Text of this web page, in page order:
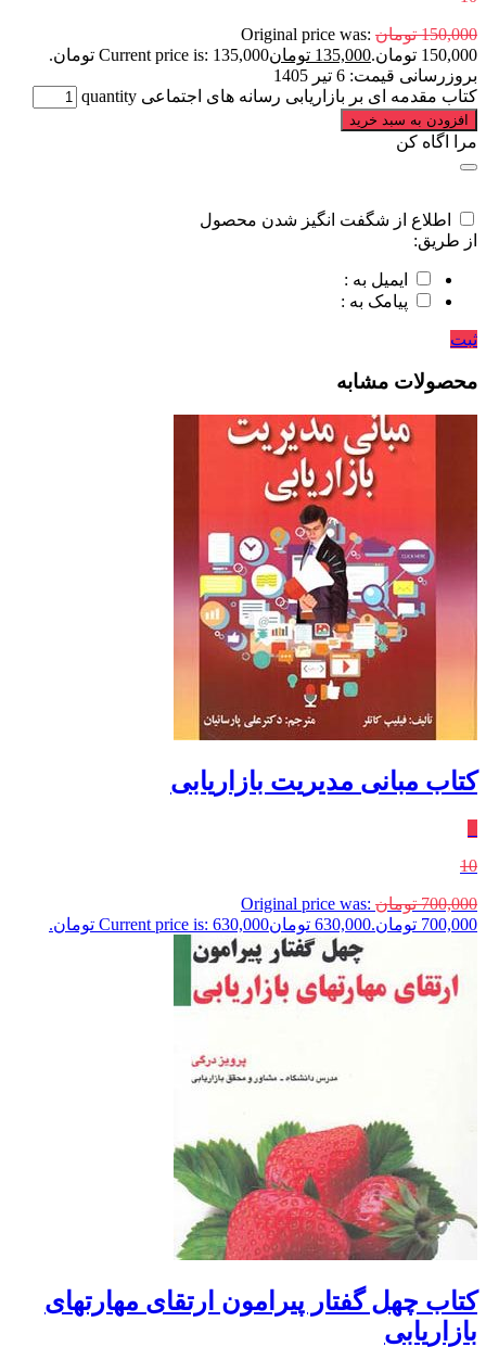
150,000 تومان Original price was:
150,000 تومان.
135,000 تومانCurrent price is: 135,000 تومان.
بروزرسانی قیمت: 6 تیر 1405
کتاب مقدمه ای بر بازاریابی رسانه های اجتماعی quantity
افزودن به سبد خرید
مرا اگاه کن
اطلاع از شگفت انگیز شدن محصول
از طریق:
ایمیل به :
پیامک به :
ثبت
محصولات مشابه
کتاب مبانی مدیریت بازاریابی
10
700,000 تومان Original price was:
700,000 تومان.
630,000 تومانCurrent price is: 630,000 تومان.
کتاب چهل گفتار پیرامون ارتقای مهارتهای
بازاریابی